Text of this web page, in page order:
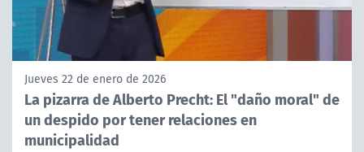
Jueves 22 de enero de 2026
La pizarra de Alberto Precht: El "daño moral" de
un despido por tener relaciones en
municipalidad